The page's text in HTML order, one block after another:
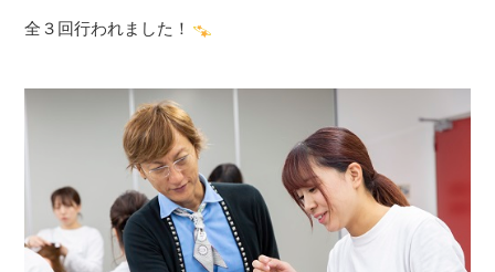
全３回行われました！